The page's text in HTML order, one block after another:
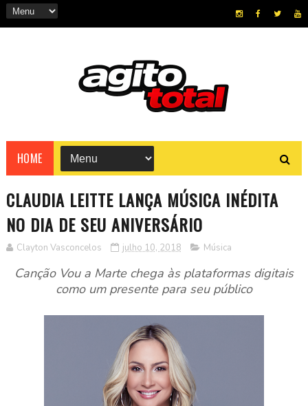
HOME
CLAUDIA LEITTE LANÇA MÚSICA INÉDITA
NO DIA DE SEU ANIVERSÁRIO
Clayton Vasconcelos julho 10, 2018 Música
Canção Vou a Marte chega às plataformas digitais
como um presente para seu público